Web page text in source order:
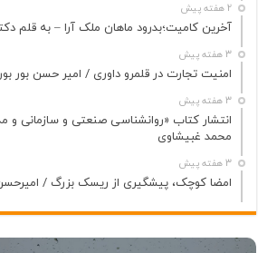
2 هفته پیش
آخرین کامیت؛بدرود ماهان ملک آرا – به قلم
3 هفته پیش
امنیت تجارت در قلمرو داوری / امیر حسن بور بور
3 هفته پیش
انتشار کتاب «روانشناسی صنعتی و سازمانی و
محمد غبیشاوی
3 هفته پیش
امضا کوچک، پیشگیری از ریسک بزرگ / امیرحسن